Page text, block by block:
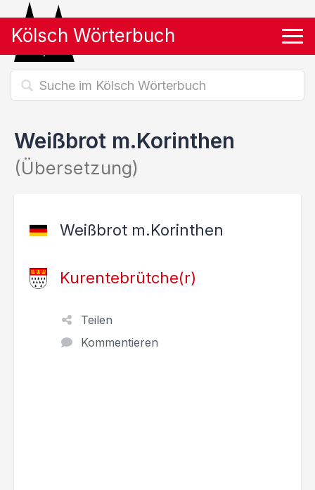
Kölsch Wörterbuch
Weißbrot m.Korinthen
(Übersetzung)
Weißbrot m.Korinthen
Kurentebrütche(r)
Teilen
Kommentieren